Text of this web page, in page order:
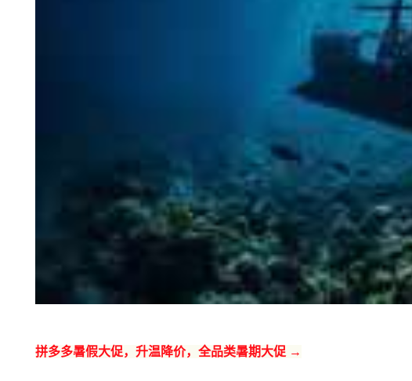
拼多多暑假大促，升温降价，全品类暑期大促 →